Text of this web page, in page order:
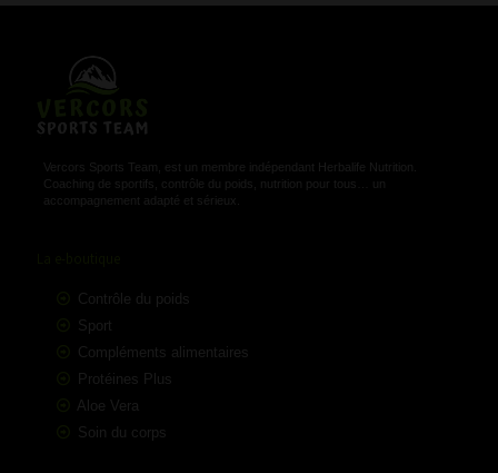
Vercors Sports Team, est un membre indépendant Herbalife Nutrition.
Coaching de sportifs, contrôle du poids, nutrition pour tous… un
accompagnement adapté et sérieux.
Contrôle du poids
Sport
Compléments alimentaires
Protéines Plus
Aloe Vera
Soin du corps